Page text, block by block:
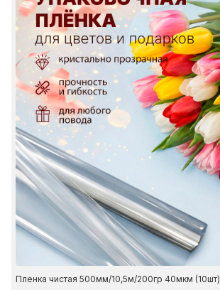
Пленка чистая 500мм/10,5м/200гр 40мкм (10шт)